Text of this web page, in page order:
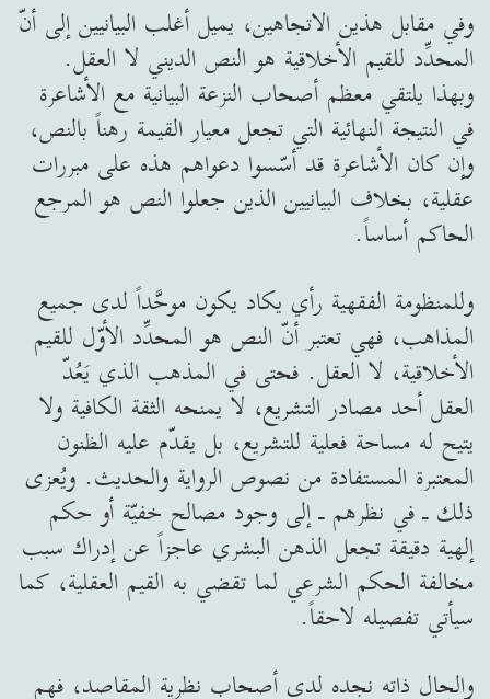
وفي مقابل هذين الاتجاهين، يميل أغلب البيانيين إلى أنّ
المحدِّد للقيم الأخلاقية هو النص الديني لا العقل.
وبهذا يلتقي معظم أصحاب النزعة البيانية مع الأشاعرة
في النتيجة النهائية التي تجعل معيار القيمة رهناً بالنص،
وإن كان الأشاعرة قد أسّسوا دعواهم هذه على مبررات
عقلية، بخلاف البيانيين الذين جعلوا النص هو المرجع
الحاكم أساساً.
وللمنظومة الفقهية رأي يكاد يكون موحَّداً لدى جميع
المذاهب، فهي تعتبر أنّ النص هو المحدِّد الأوّل للقيم
الأخلاقية، لا العقل. فحتى في المذهب الذي يَعُدّ
العقل أحد مصادر التشريع، لا يمنحه الثقة الكافية ولا
يتيح له مساحة فعلية للتشريع، بل يقدّم عليه الظنون
المعتبرة المستفادة من نصوص الرواية والحديث. ويُعزى
ذلك ـ في نظرهم ـ إلى وجود مصالح خفيّة أو حكم
إلهية دقيقة تجعل الذهن البشري عاجزاً عن إدراك سبب
مخالفة الحكم الشرعي لما تقضي به القيم العقلية، كما
سيأتي تفصيله لاحقاً.
والحال ذاته نجده لدى أصحاب نظرية المقاصد، فهم